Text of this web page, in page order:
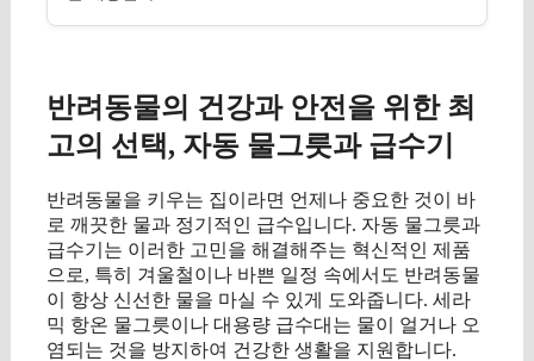
반려동물의 건강과 안전을 위한 최
고의 선택, 자동 물그릇과 급수기
반려동물을 키우는 집이라면 언제나 중요한 것이 바
로 깨끗한 물과 정기적인 급수입니다. 자동 물그릇과
급수기는 이러한 고민을 해결해주는 혁신적인 제품
으로, 특히 겨울철이나 바쁜 일정 속에서도 반려동물
이 항상 신선한 물을 마실 수 있게 도와줍니다. 세라
믹 항온 물그릇이나 대용량 급수대는 물이 얼거나 오
염되는 것을 방지하여 건강한 생활을 지원합니다.